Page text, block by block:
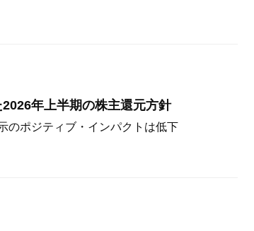
年上半期の株主還元方針
のポジティブ・インパクトは低下